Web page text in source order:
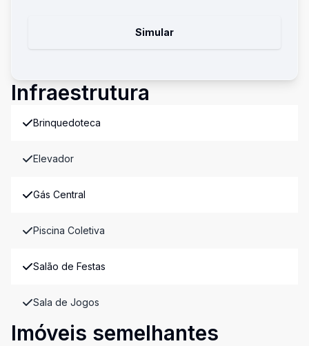
Simular
Infraestrutura
Brinquedoteca
Elevador
Gás Central
Piscina Coletiva
Salão de Festas
Sala de Jogos
Imóveis semelhantes